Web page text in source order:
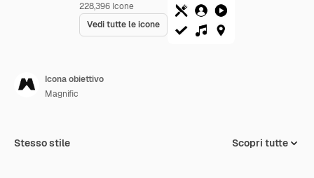
228,396 Icone
Vedi tutte le icone
Icona obiettivo
Magnific
Stesso stile Scopri tutte